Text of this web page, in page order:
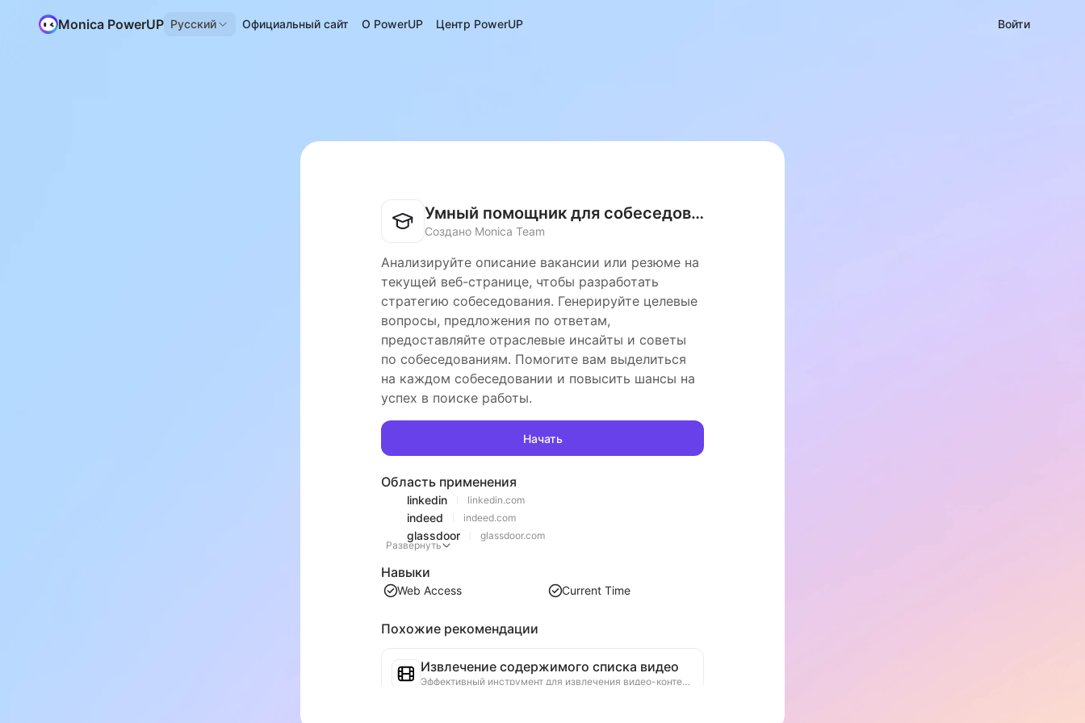
Monica PowerUP Русский Официальный сайт О PowerUP Центр PowerUP Войти
Умный помощник для собеседований
Создано Monica Team
Анализируйте описание вакансии или резюме на
текущей веб-странице, чтобы разработать
стратегию собеседования. Генерируйте целевые
вопросы, предложения по ответам,
предоставляйте отраслевые инсайты и советы
по собеседованиям. Помогите вам выделиться
на каждом собеседовании и повысить шансы на
успех в поиске работы.
Начать
Область применения
linkedin linkedin.com
indeed indeed.com
glassdoor
glassdoor.com
Развернуть
Навыки
Web Access Current Time
Похожие рекомендации
Извлечение содержимого списка видео
Эффективный инструмент для извлечения видео-контента с веб-страниц, который может быстро сканировать страницы и организовывать информацию о видео в структурированную таблицу Markdown.